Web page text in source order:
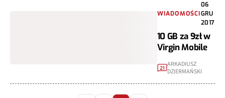
WIADOMOŚCI
06
GRU
2017
10 GB za 9zł w
Virgin Mobile
21 ARKADIUSZ
DZIERMAŃSKI